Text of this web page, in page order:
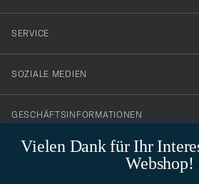
Vielen Dank für Ihr
Webshop!
vårt
nyhetsbrev!
SERVICE
SOZIALE MEDIEN
GESCHÄFTSINFORMATIONEN